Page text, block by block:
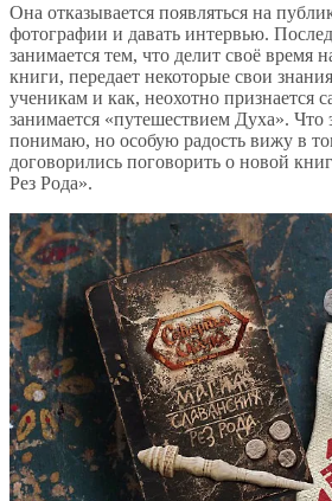
Она отказывается появляться на
фотографии и давать интервью.
занимается тем, что делит своё время
книги, передает некоторые свои
ученикам и как, неохотно признается
занимается «путешествием Духа». Что
понимаю, но особую радость вижу в
договорились поговорить о новой
Рез Рода».